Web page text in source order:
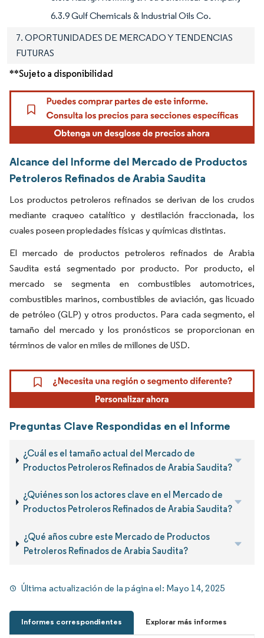
6.3.9 Gulf Chemicals & Industrial Oils Co.
7. OPORTUNIDADES DE MERCADO Y TENDENCIAS
FUTURAS
**Sujeto a disponibilidad
Alcance del Informe del Mercado de Productos
Petroleros Refinados de Arabia Saudita
Los productos petroleros refinados se derivan de los crudos
mediante craqueo catalítico y destilación fraccionada, los
cuales poseen propiedades físicas y químicas distintas.
El mercado de productos petroleros refinados de Arabia
Saudita está segmentado por producto. Por producto, el
mercado se segmenta en combustibles automotrices,
combustibles marinos, combustibles de aviación, gas licuado
de petróleo (GLP) y otros productos. Para cada segmento, el
tamaño del mercado y los pronósticos se proporcionan en
términos de valor en miles de millones de USD.
Preguntas Clave Respondidas en el Informe
¿Cuál es el tamaño actual del Mercado de
Productos Petroleros Refinados de Arabia Saudita?
¿Quiénes son los actores clave en el Mercado de
Productos Petroleros Refinados de Arabia Saudita?
¿Qué años cubre este Mercado de Productos
Petroleros Refinados de Arabia Saudita?
Última actualización de la página el: Mayo 14, 2025
Informes correspondientes Explorar más informes